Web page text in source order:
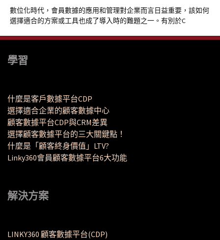
數位化時代，會員數據的應用和管理對企業而言日益重要，該如何
選擇適合的方案或工具也成了導入時的難題之一。有別於C
學習
什麼是客戶數據平台CDP
選擇適合企業的顧客數據中心
顧客數據平台CDP與CRM差異
選擇顧客數據平台的三大關鍵點！
什麼是「顧客終身價值」LTV?
Linky360會員顧客數據平台6大功能
解決方案
LINKY360 顧客數據平台(CDP)